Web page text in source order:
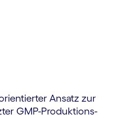
Ansatz zur
GMP-Produktions-